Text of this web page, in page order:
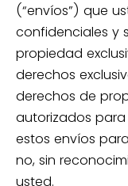
(“envíos”) que
confidenciales y
propiedad
derechos
derechos de
autorizados
estos envíos
no, sin
usted.